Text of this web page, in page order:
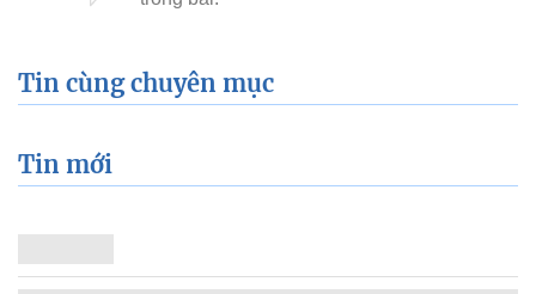
Tin cùng chuyên mục
Tin mới